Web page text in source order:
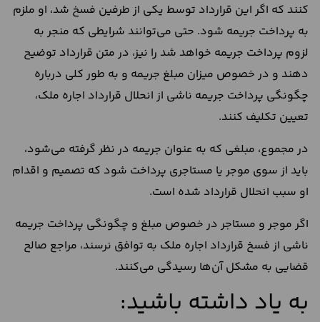
کنند که اگر این قرارداد توسط یکی از طرفین فسخ شد، او ملزم
به پرداخت جریمه شود. حتی می‌توانند شرایطی که منجر به
لزوم پرداخت جریمه خواهد شد را نیز، در متن قرارداد توضیح
دهند و در خصوص میزان مبلغ جریمه و به طور کلی درباره
چگونگی پرداخت جریمه ناشی از انحلال قرارداد اجاره ملک،
تعیین تکلیف کنند.
در مجموع، مبلغی که به عنوان جریمه در نظر گرفته می‌شود،
باید از سوی موجر یا مستاجری پرداخت شود که تصمیم و اقدام
او سبب انحلال قرارداد شده است.
اگر موجر و مستاجر در خصوص مبلغ و چگونگی پرداخت جریمه
ناشی از فسخ قرارداد اجاره ملک به توافق نرسند، مراجع صالح
قضایی به مشکل آن‌ها رسیدگی می‌کنند.
به یاد داشته باشید: